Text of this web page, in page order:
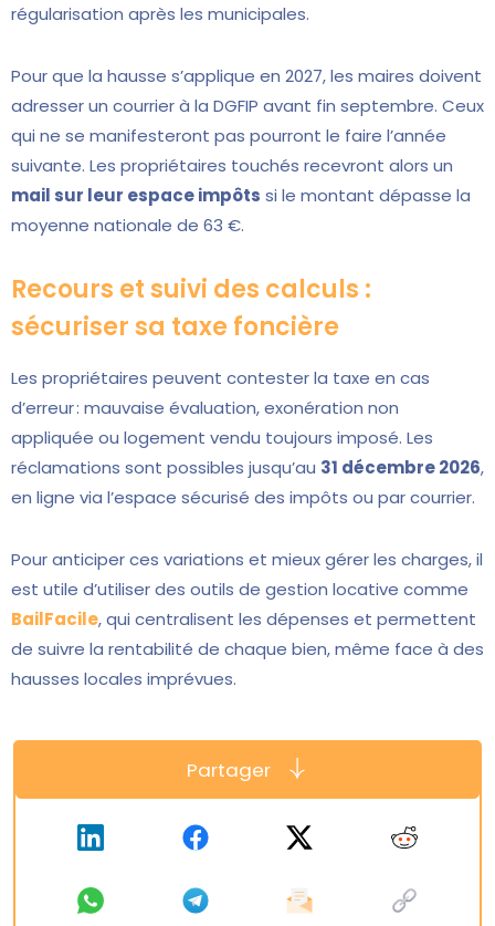
régularisation après les municipales.
Pour que la hausse s’applique en 2027, les maires doivent
adresser un courrier à la DGFIP avant fin septembre. Ceux
qui ne se manifesteront pas pourront le faire l’année
suivante. Les propriétaires touchés recevront alors un
mail sur leur espace impôts si le montant dépasse la
moyenne nationale de 63 €.
Recours et suivi des calculs :
sécuriser sa taxe foncière
Les propriétaires peuvent contester la taxe en cas
d’erreur : mauvaise évaluation, exonération non
appliquée ou logement vendu toujours imposé. Les
réclamations sont possibles jusqu’au 31 décembre 2026,
en ligne via l’espace sécurisé des impôts ou par courrier.
Pour anticiper ces variations et mieux gérer les charges, il
est utile d’utiliser des outils de gestion locative comme
BailFacile, qui centralisent les dépenses et permettent
de suivre la rentabilité de chaque bien, même face à des
hausses locales imprévues.
Partager